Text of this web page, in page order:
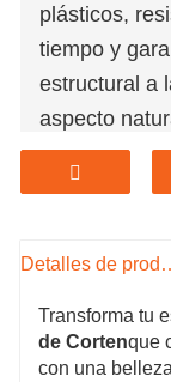
plásticos,
tiempo y
estructural a
aspecto
estética
acero Corten
totalmente
Además, el
Transforma tu
de Cortenque
con una